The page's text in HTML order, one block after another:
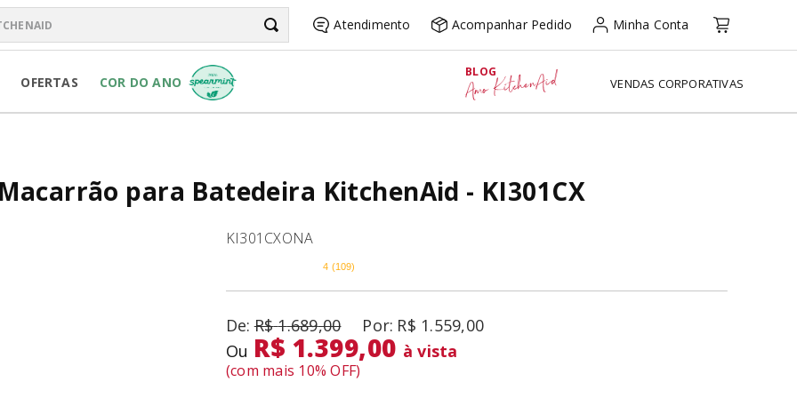
JAR
Atendimento Acompanhar Pedido Minha Conta
OFERTAS COR DO ANO
BLOG
Amo KitchenAid VENDAS CORPORATIVAS
para Batedeira KitchenAid - KI301CX
KI301CXONA
4 (109)
R$ 1.689,00 R$ 1.559,00
Ou R$ 1.399,00 à vista
(com mais 10% OFF)